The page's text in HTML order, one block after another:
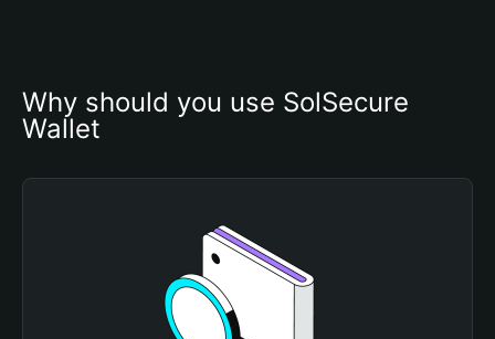
Why should you use SolSecure
Wallet